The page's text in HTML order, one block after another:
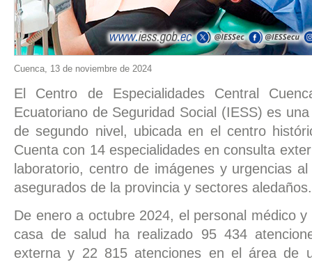
Cuenca, 13 de noviembre de 2024
El Centro de Especialidades Central
Ecuatoriano de Seguridad Social (IESS) es
de segundo nivel, ubicada en el centro
Cuenta con 14 especialidades en consulta
laboratorio, centro de imágenes y urgencias
asegurados de la provincia y sectores aledaños.
De enero a octubre 2024, el personal médico
casa de salud ha realizado 95 434
externa y 22 815 atenciones en el área de